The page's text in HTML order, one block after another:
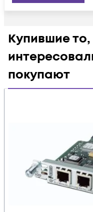
Купившие
покупают